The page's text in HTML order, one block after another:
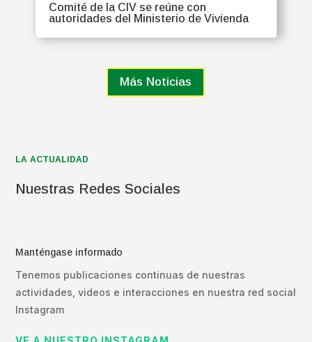
Comité de la CIV se reúne con
autoridades del Ministerio de Vivienda
Más Noticias
LA ACTUALIDAD
Nuestras Redes Sociales
Manténgase informado
Tenemos publicaciones continuas de nuestras
actividades, videos e interacciones en nuestra red social
Instagram